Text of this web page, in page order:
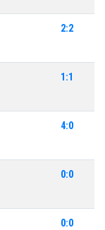
2:2
1:1
4:0
0:0
0:0